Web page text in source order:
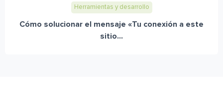
Herramientas y desarrollo
Cómo solucionar el mensaje «Tu conexión a este
sitio...